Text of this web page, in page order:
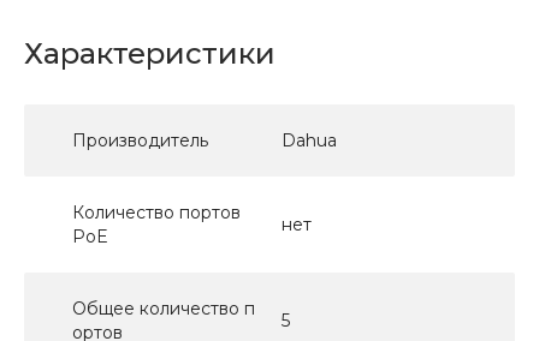
Характеристики
Производитель Dahua
Количество портов
PoE
нет
Общее количество п
ортов
5